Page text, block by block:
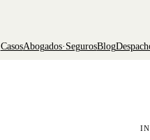
CasosAbogados·SegurosBlog